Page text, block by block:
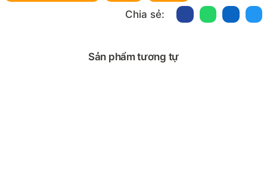
Chia sẻ:
Sản phẩm tương tự